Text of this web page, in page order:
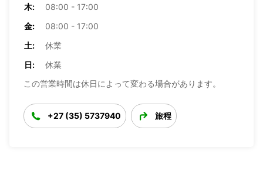
木:
08:00 - 17:00
金:
08:00 - 17:00
土:
休業
日:
休業
この営業時間は休日によって変わる場合があります。
+27 (35) 5737940 旅程